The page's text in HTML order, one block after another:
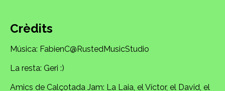
Crèdits
Música: FabienC@RustedMusicStudio
La resta: Geri :)
Amics de Calçotada Jam: La Laia, el Víctor, el David, el